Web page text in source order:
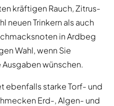
kräftigen Rauch, Zitrus-
neuen Trinkern als auch
in Ardbeg
Wahl, wenn Sie
wünschen.
ebenfalls starke Torf- und
Erd-, Algen- und